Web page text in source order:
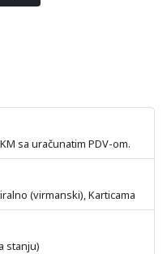
sa uračunatim PDV-om.
(virmanski), Karticama
stanju)